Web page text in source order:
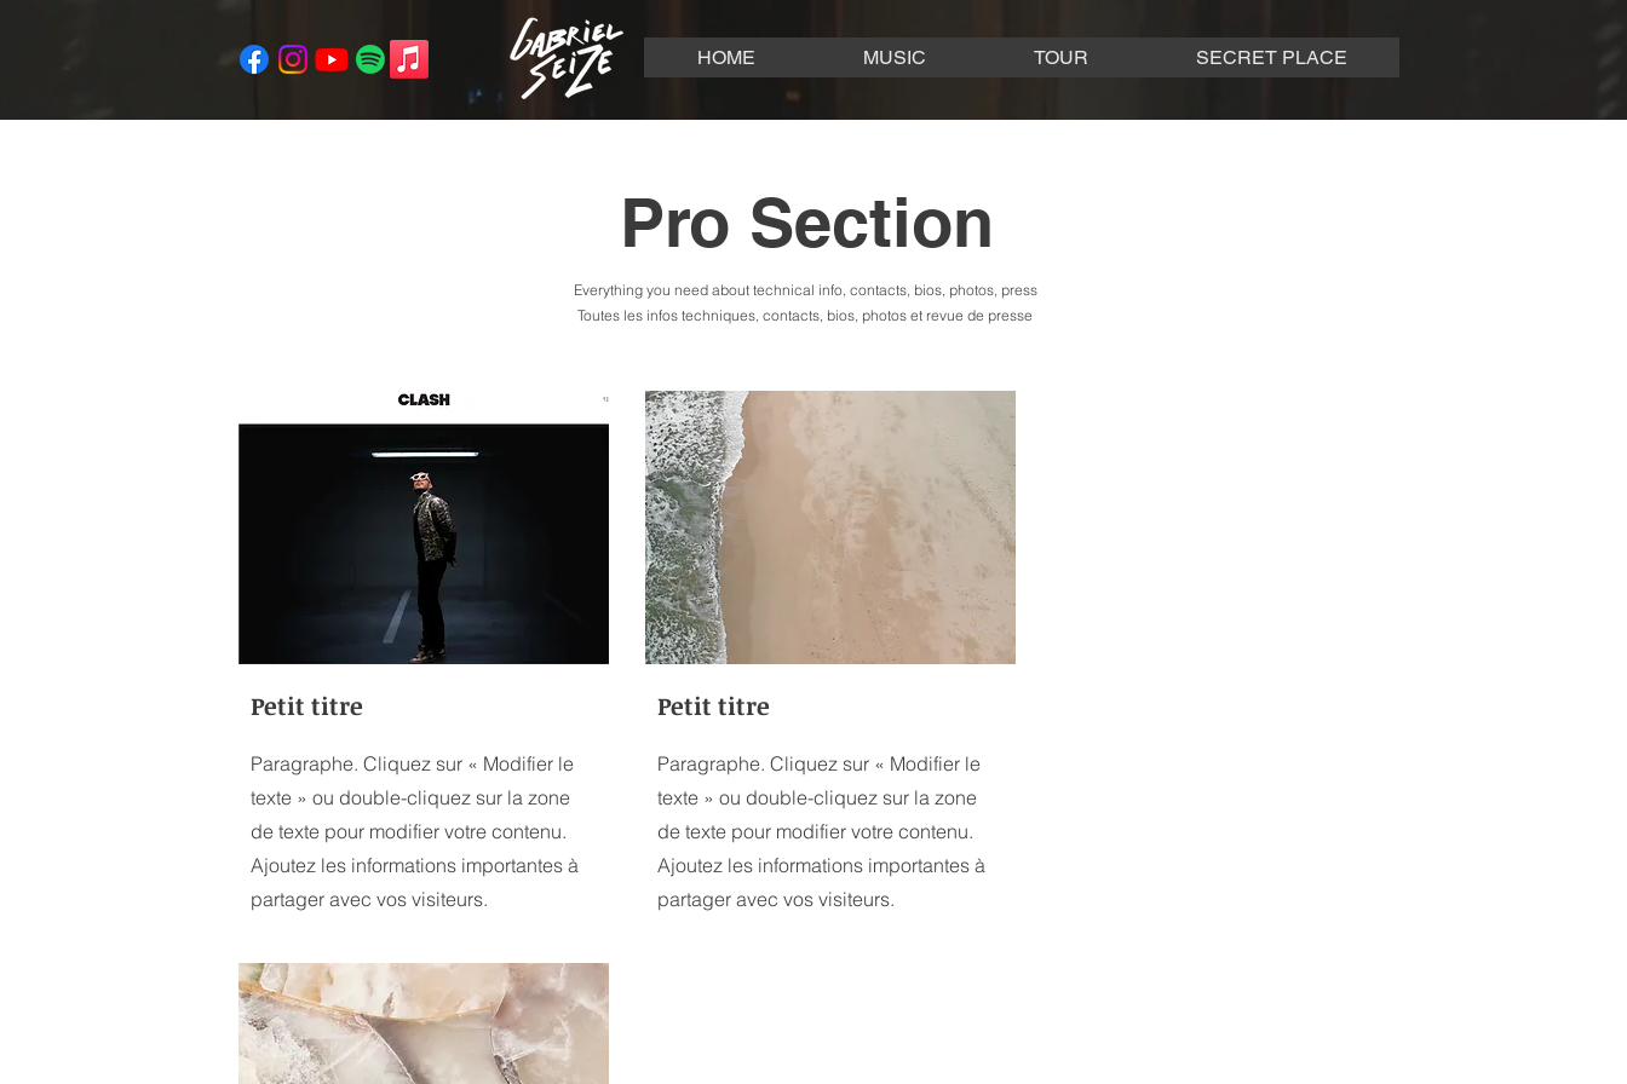
HOME MUSIC TOUR SECRET PLACE
Pro Section
Everything you need about technical info, contacts, bios, photos, press
Toutes les infos techniques, contacts, bios, photos et revue de presse
Petit titre
Paragraphe. Cliquez sur « Modifier le
texte » ou double-cliquez sur la zone
de texte pour modifier votre contenu.
Ajoutez les informations importantes à
partager avec vos visiteurs.
Petit titre
Paragraphe. Cliquez sur « Modifier le
texte » ou double-cliquez sur la zone
de texte pour modifier votre contenu.
Ajoutez les informations importantes à
partager avec vos visiteurs.